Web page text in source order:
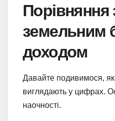
Порівняння
земельним
доходом
Давайте подивимося, як
виглядають у цифрах.
наочності.